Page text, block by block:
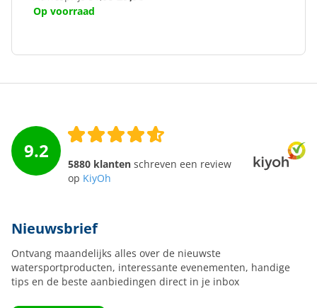
Op voorraad
9.2
5880 klanten schreven een review
op KiyOh
Nieuwsbrief
Ontvang maandelijks alles over de nieuwste
watersportproducten, interessante evenementen, handige
tips en de beste aanbiedingen direct in je inbox